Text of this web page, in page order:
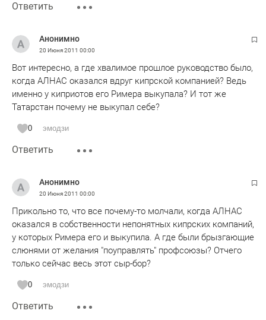
Ответить
Анонимно
20 Июня 2011 00:00
Вот интересно, а где хвалимое прошлое руководство было,
когда АЛНАС оказался вдруг кипрской компанией? Ведь
именно у киприотов его Римера выкупала? И тот же
Татарстан почему не выкупал себе?
0 эмодзи
Ответить
Анонимно
20 Июня 2011 00:00
Прикольно то, что все почему-то молчали, когда АЛНАС
оказался в собственности непонятных кипрских компаний,
у которых Римера его и выкупила. А где были брызгающие
слюнями от желания "поуправлять" профсоюзы? Отчего
только сейчас весь этот сыр-бор?
0 эмодзи
Ответить